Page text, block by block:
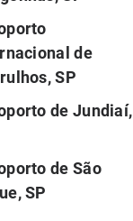
de
SP
de Jundiaí,
de São
SP